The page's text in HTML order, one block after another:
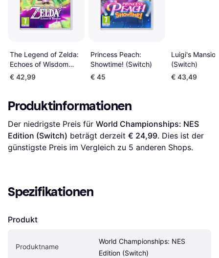
The Legend of Zelda:
Echoes of Wisdom
(Switch)
€ 42,99
Princess Peach:
Showtime! (Switch)
€ 45
Luigi's
(Switch)
€ 43,49
Produktinformationen
Der niedrigste Preis für World Championships: NES
Edition (Switch) beträgt derzeit € 24,99. Dies ist der
günstigste Preis im Vergleich zu 5 anderen Shops.
Spezifikationen
Produkt
Produktname
World Championships: NES
Edition (Switch)